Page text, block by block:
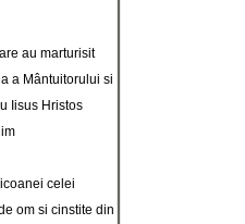
au marturisit
a Mântuitorului si
Iisus Hristos
celei
om si cinstite din